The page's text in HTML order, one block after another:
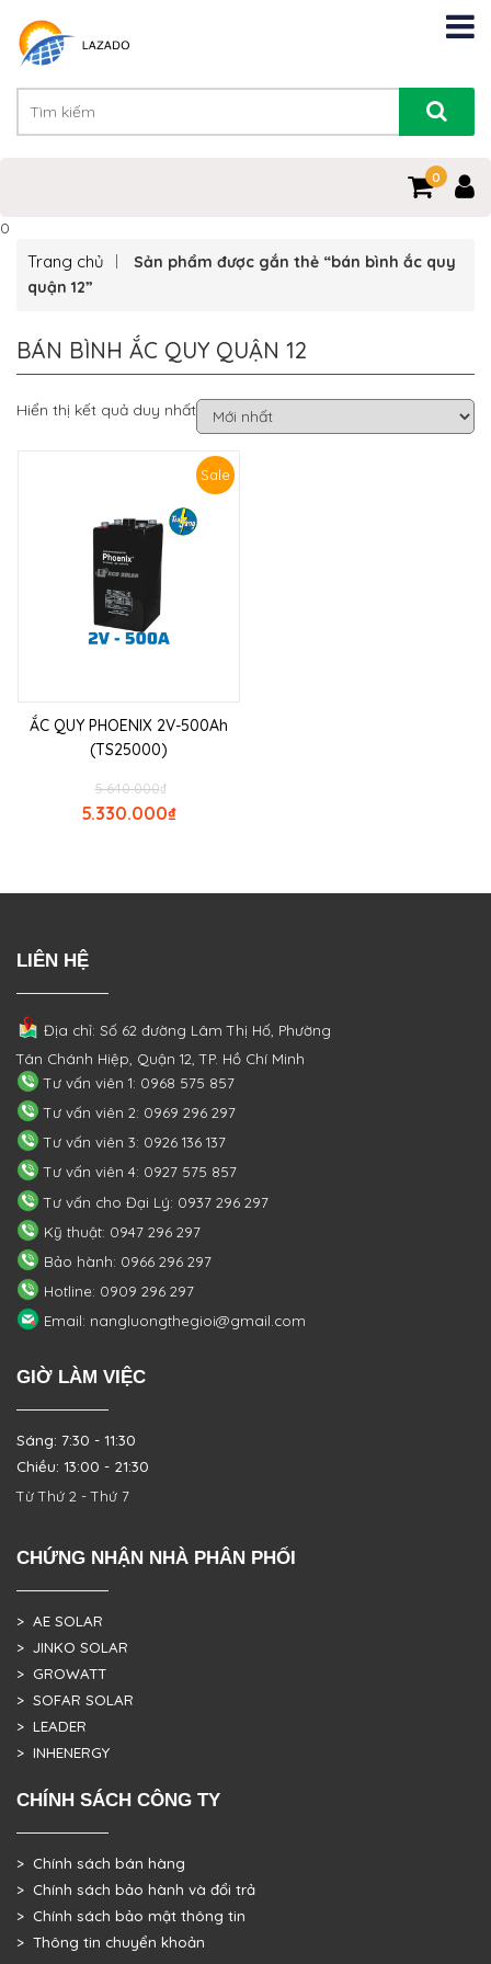
0
0
Trang chủ
Sản phẩm được gắn thẻ “bán bình ắc quy
quận 12”
BÁN BÌNH ẮC QUY QUẬN 12
Hiển thị kết quả duy nhất
Sale
ẮC QUY PHOENIX 2V-500Ah
(TS25000)
₫
5.640.000
₫
5.330.000
LIÊN HỆ
Địa chỉ: Số 62 đường Lâm Thị Hố, Phường
Tân Chánh Hiệp, Quận 12, TP. Hồ Chí Minh
Tư vấn viên 1: 0968 575 857
Tư vấn viên 2: 0969 296 297
Tư vấn viên 3: 0926 136 137
Tư vấn viên 4: 0927 575 857
Tư vấn cho Đại Lý: 0937 296 297
Kỹ thuật: 0947 296 297
Bảo hành: 0966 296 297
Hotline: 0909 296 297
Email: nangluongthegioi@gmail.com
GIỜ LÀM VIỆC
Sáng: 7:30 - 11:30
Chiều: 13:00 - 21:30
Từ Thứ 2 - Thứ 7
CHỨNG NHẬN NHÀ PHÂN PHỐI
> AE SOLAR
> JINKO SOLAR
> GROWATT
> SOFAR SOLAR
> LEADER
> INHENERGY
CHÍNH SÁCH CÔNG TY
> Chính sách bán hàng
> Chính sách bảo hành và đổi trả
> Chính sách bảo mật thông tin
> Thông tin chuyển khoản